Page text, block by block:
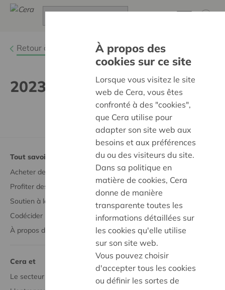
Retour à Cera, c'est vous !
Tout savoir sur
Acheter des parts coopératives
Profiter des avantages sociétaires
Soutien à la société
Codécider
À propos de Cera
Cera et
Le secteur associatif
À propos des
cookies sur ce site
Lorsque vous visitez le site
web de Cera, vous êtes
confronté à des "cookies",
que Cera utilise pour
adapter son site web aux
besoins et aux préférences
du ou des visiteurs du site.
Dans sa politique en
matière de cookies, Cera
donne de manière
transparente toutes les
informations détaillées sur
les cookies qu'elle utilise
sur son site web.
Vous pouvez choisir
d'accepter tous les cookies
ou définir les sortes de